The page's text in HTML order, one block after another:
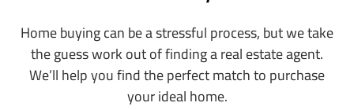
Home buying can be a stressful process, but we take
the guess work out of finding a real estate agent.
We’ll help you find the perfect match to purchase
your ideal home.